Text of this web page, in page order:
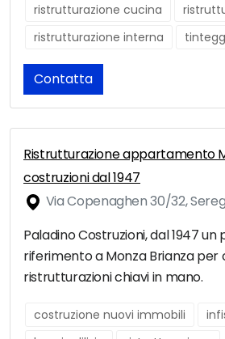
ristrutturazione cucina
ristrutturazione interna
Contatta
Ristrutturazione appartamento
costruzioni dal 1947
Via Copenaghen 30/32,
Paladino Costruzioni, dal 1947 un
riferimento a Monza Brianza per
ristrutturazioni chiavi in mano.
costruzione nuovi immobili